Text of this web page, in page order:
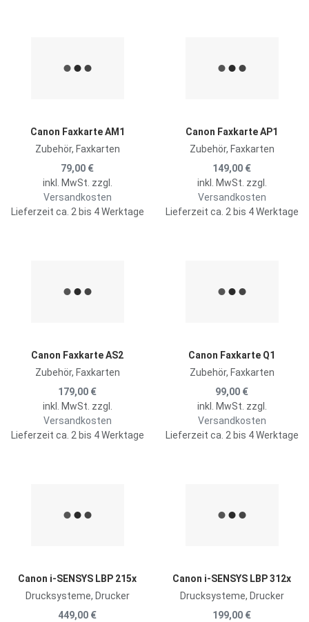
Zum Vergleich hinzufügen
Canon Faxkarte AM1
Zubehör, Faxkarten
79,00 €
inkl. MwSt. zzgl.
Versandkosten
Lieferzeit ca. 2 bis 4 Werktage
Canon Faxkarte AP1
Zubehör, Faxkarten
149,00 €
inkl. MwSt. zzgl.
Versandkosten
Lieferzeit ca. 2 bis 4 Werktage
Zum Vergleich hinzufügen
Canon Faxkarte AS2
Zubehör, Faxkarten
179,00 €
inkl. MwSt. zzgl.
Versandkosten
Lieferzeit ca. 2 bis 4 Werktage
Canon Faxkarte Q1
Zubehör, Faxkarten
99,00 €
inkl. MwSt. zzgl.
Versandkosten
Lieferzeit ca. 2 bis 4 Werktage
Zum Vergleich hinzufügen
Canon i-SENSYS LBP 215x
Drucksysteme, Drucker
449,00 €
Canon i-SENSYS LBP 312x
Drucksysteme, Drucker
199,00 €